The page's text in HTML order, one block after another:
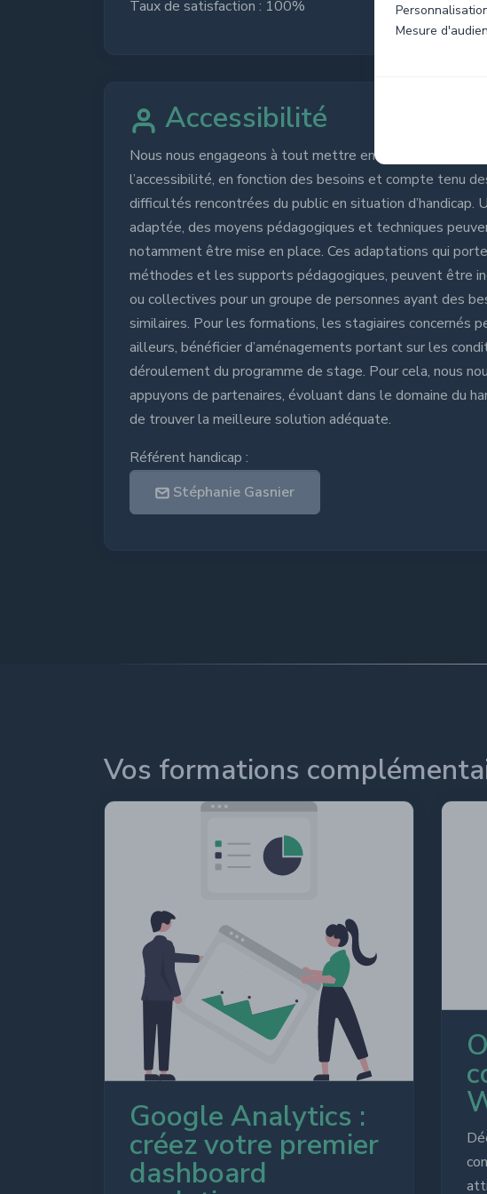
Mesure
Taux de satisfaction : 100%
Accessibilité
Nous nous engageons à tout mettre en oeuvre pour
l’accessibilité, en fonction des besoins et compte tenu
difficultés rencontrées du public en situation d’handicap.
adaptée, des moyens pédagogiques et techniques
notamment être mise en place. Ces adaptations qui
méthodes et les supports pédagogiques, peuvent être
ou collectives pour un groupe de personnes ayant des
similaires. Pour les formations, les stagiaires concernés
ailleurs, bénéficier d’aménagements portant sur les
déroulement du programme de stage. Pour cela, nous
appuyons de partenaires, évoluant dans le domaine du
de trouver la meilleure solution adéquate.
Référent handicap :
Stéphanie Gasnier
Vos formations
Google Analytics :
créez votre premier
dashboard